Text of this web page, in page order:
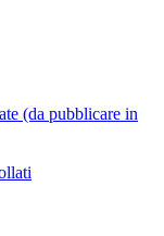
(da pubblicare in